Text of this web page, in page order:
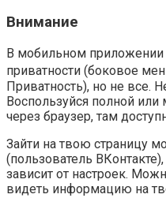
Внимание
В мобильном приложении
приватности (боковое
Приватность), но не все.
Воспользуйся полной
через браузер, там
Зайти на твою страницу
(пользователь
зависит от настроек.
видеть информацию на